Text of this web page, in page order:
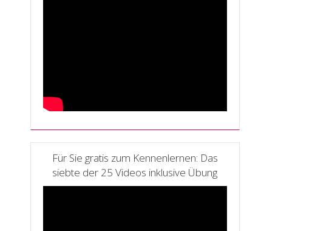
Für Sie gratis zum Kennenlernen: Das
siebte der 25 Videos inklusive Übung